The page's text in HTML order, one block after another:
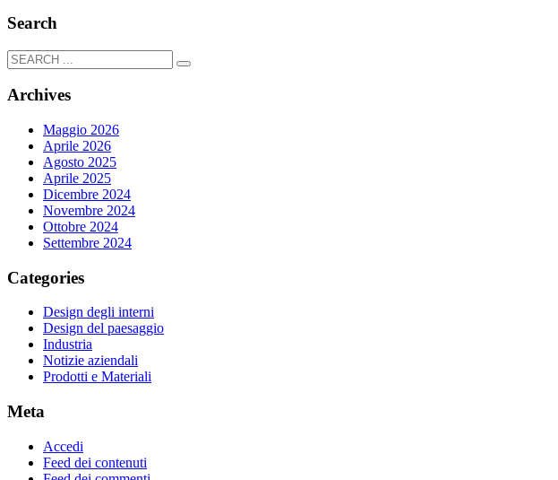
Search
Archives
Maggio 2026
Aprile 2026
Agosto 2025
Aprile 2025
Dicembre 2024
Novembre 2024
Ottobre 2024
Settembre 2024
Categories
Design degli interni
Design del paesaggio
Industria
Notizie aziendali
Prodotti e Materiali
Meta
Accedi
Feed dei contenuti